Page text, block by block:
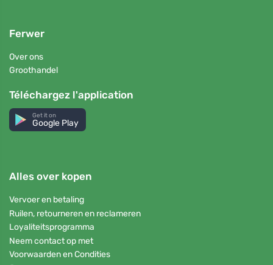
Ferwer
Over ons
Groothandel
Téléchargez l'application
Get it on
Google Play
Alles over kopen
Vervoer en betaling
Ruilen, retourneren en reclameren
Loyaliteitsprogramma
Neem contact op met
Voorwaarden en Condities